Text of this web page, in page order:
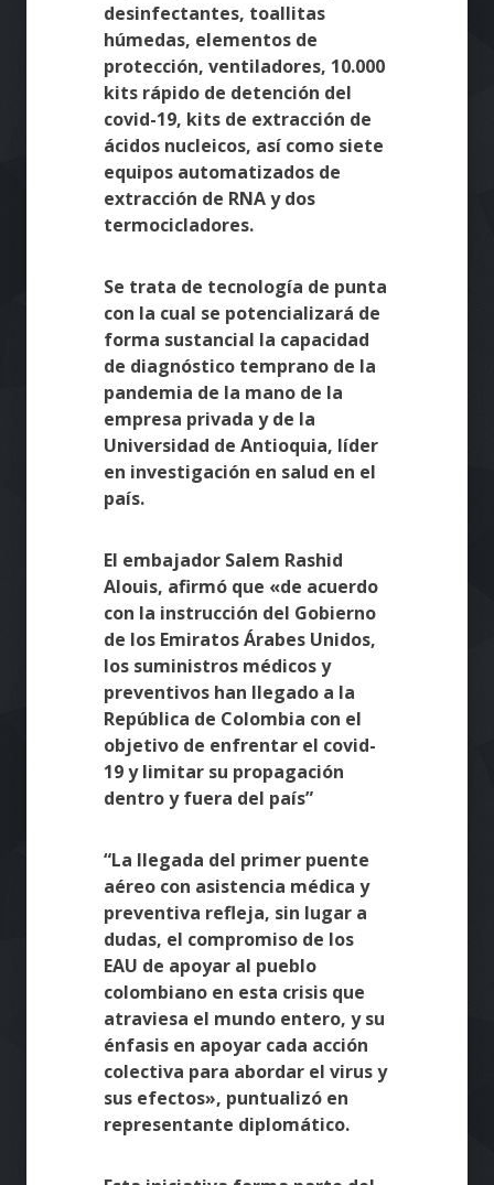
desinfectantes, toallitas
húmedas, elementos de
protección, ventiladores, 10.000
kits rápido de detención del
covid-19, kits de extracción de
ácidos nucleicos, así como siete
equipos automatizados de
extracción de RNA y dos
termocicladores.
Se trata de tecnología de punta
con la cual se potencializará de
forma sustancial la capacidad
de diagnóstico temprano de la
pandemia de la mano de la
empresa privada y de la
Universidad de Antioquia, líder
en investigación en salud en el
país.
El embajador Salem Rashid
Alouis, afirmó que «de acuerdo
con la instrucción del Gobierno
de los Emiratos Árabes Unidos,
los suministros médicos y
preventivos han llegado a la
República de Colombia con el
objetivo de enfrentar el covid-
19 y limitar su propagación
dentro y fuera del país”
“La llegada del primer puente
aéreo con asistencia médica y
preventiva refleja, sin lugar a
dudas, el compromiso de los
EAU de apoyar al pueblo
colombiano en esta crisis que
atraviesa el mundo entero, y su
énfasis en apoyar cada acción
colectiva para abordar el virus y
sus efectos», puntualizó en
representante diplomático.